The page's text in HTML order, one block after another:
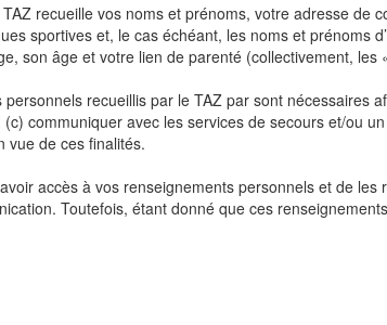
recueille vos noms et prénoms, votre adresse de
sportives et, le cas échéant, les noms et prénoms
son âge et votre lien de parenté (collectivement, les
personnels recueillis par le TAZ par sont nécessaires
(c) communiquer avec les services de secours et/ou
vue de ces finalités.
accès à vos renseignements personnels et de les
Toutefois, étant donné que ces